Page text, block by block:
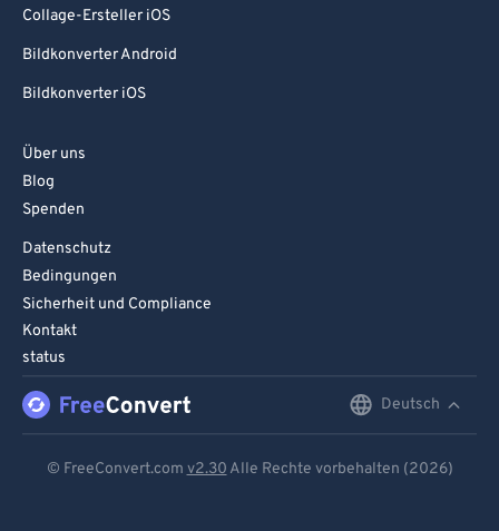
Collage-Ersteller iOS
Bildkonverter Android
Bildkonverter iOS
Über uns
Blog
Spenden
Datenschutz
Bedingungen
Sicherheit und Compliance
Kontakt
status
Deutsch
© FreeConvert.com v2.30 Alle Rechte vorbehalten (2026)